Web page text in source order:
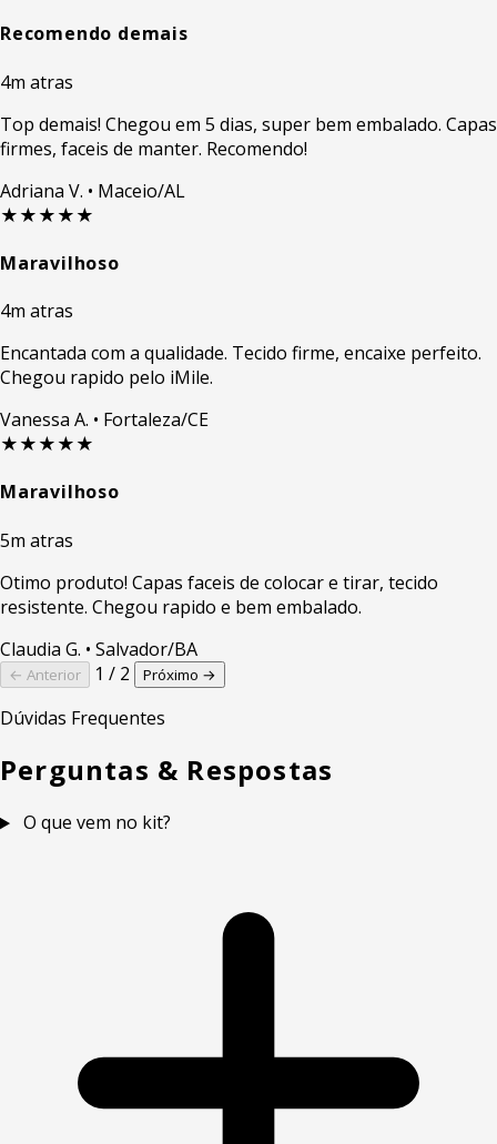
Recomendo demais
4m atras
Top demais! Chegou em 5 dias, super bem embalado. Capas
firmes, faceis de manter. Recomendo!
Adriana V. • Maceio/AL
★★★★★
Maravilhoso
4m atras
Encantada com a qualidade. Tecido firme, encaixe perfeito.
Chegou rapido pelo iMile.
Vanessa A. • Fortaleza/CE
★★★★★
Maravilhoso
5m atras
Otimo produto! Capas faceis de colocar e tirar, tecido
resistente. Chegou rapido e bem embalado.
Claudia G. • Salvador/BA
← Anterior 1 / 2 Próximo →
Dúvidas Frequentes
Perguntas & Respostas
O que vem no kit?